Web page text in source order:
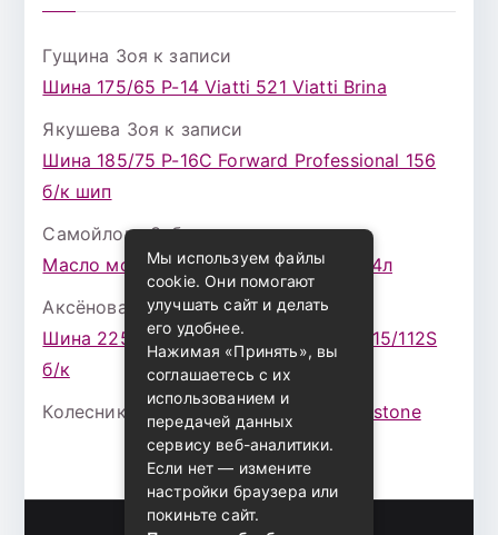
Гущина Зоя к записи
Шина 175/65 Р-14 Viatti 521 Viatti Brina
Якушева Зоя к записи
Шина 185/75 Р-16С Forward Professional 156
б/к шип
Самойлова Забавак записи
Масло моторное ZIC X7 (A+) 10W30 4л
Аксёнова Адельк записи
Шина 225/75 Р-16 Nokian Rotiva HT 115/112S
б/к
Колесникова Аурикак записи Bridgestone
Мы используем файлы
cookie. Они помогают
улучшать сайт и делать
его удобнее.
Нажимая «Принять», вы
соглашаетесь с их
использованием и
передачей данных
сервису веб-аналитики.
Если нет — измените
настройки браузера или
покиньте сайт.